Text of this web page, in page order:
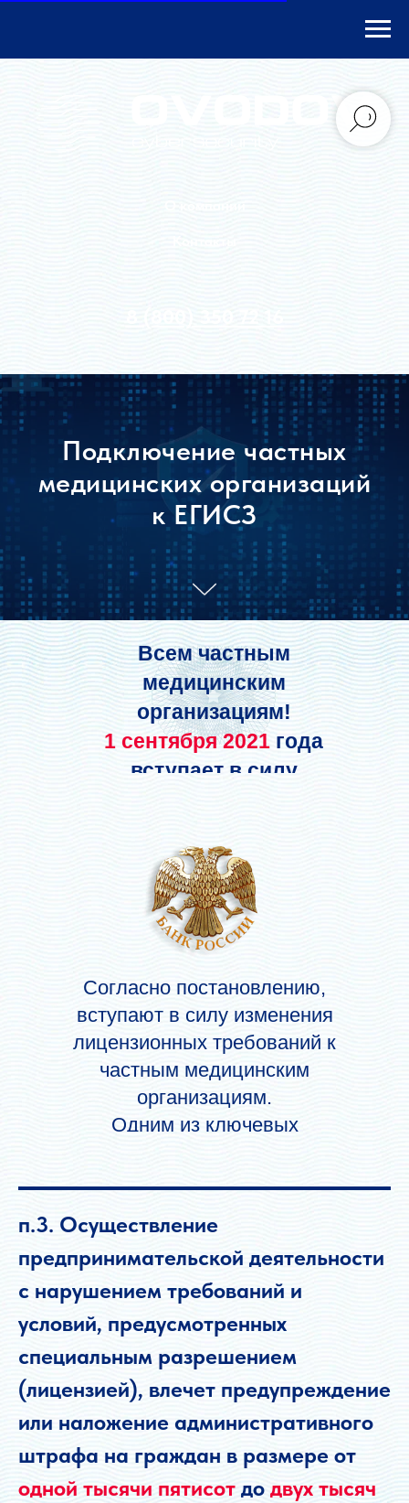
Подключение частных
медицинских организаций
к ЕГИСЗ
Всем частным
медицинским
организациям!
1 сентября 2021 года
вступает в силу
о лицензировании
медицинской деятельности
и признании утратившими
силу некоторых актов
Согласно постановлению,
вступают в силу изменения
лицензионных требований к
частным медицинским
организациям.
Одним из ключевых
государственную
информационную систему в
сфере здравоохранения
(ЕГИСЗ).
Начиная с сентября 2021
года за невнесение данных
предусмотрен штрафы по
Статье 14.1. КоАП РФ.
п.3. Осуществление
предпринимательской деятельности
с нарушением требований и
условий, предусмотренных
специальным разрешением
(лицензией), влечет предупреждение
или наложение административного
штрафа на граждан в размере от
одной тысячи пятисот до двух тысяч